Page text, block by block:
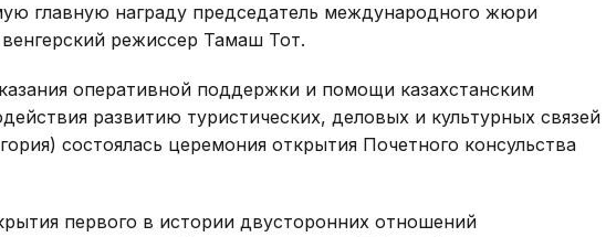
главную награду председатель международного жюри
режиссер Тамаш Тот.
оперативной поддержки и помощи казахстанским
развитию туристических, деловых и культурных связей
состоялась церемония открытия Почетного консульства
первого в истории двусторонних отношений